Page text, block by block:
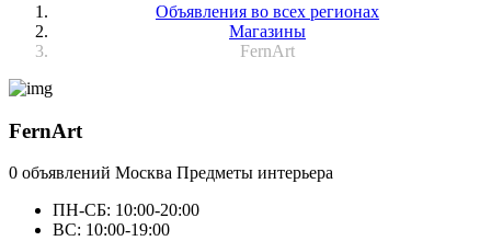
Объявления во всех регионах
Магазины
FernArt
FernArt
0 объявлений Москва Предметы интерьера
ПН-СБ: 10:00-20:00
ВС: 10:00-19:00